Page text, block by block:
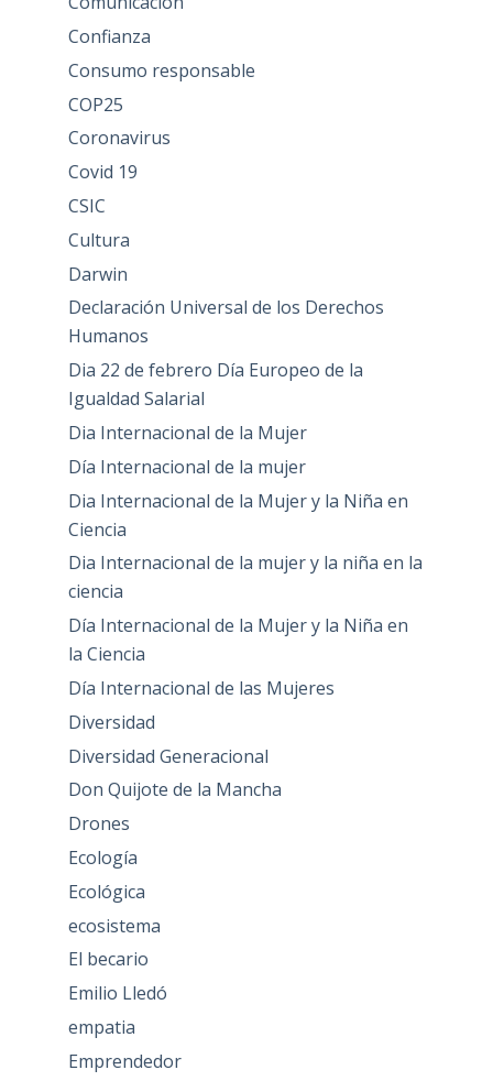
Confianza
Consumo responsable
COP25
Coronavirus
Covid 19
CSIC
Cultura
Darwin
Declaración Universal de los Derechos
Humanos
Dia 22 de febrero Día Europeo de la
Igualdad Salarial
Dia Internacional de la Mujer
Día Internacional de la mujer
Dia Internacional de la Mujer y la Niña en
Ciencia
Dia Internacional de la mujer y la niña en la
ciencia
Día Internacional de la Mujer y la Niña en
la Ciencia
Día Internacional de las Mujeres
Diversidad
Diversidad Generacional
Don Quijote de la Mancha
Drones
Ecología
Ecológica
ecosistema
El becario
Emilio Lledó
empatia
Emprendedor